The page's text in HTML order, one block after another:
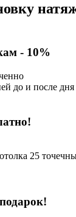
- 10%
до и после
25